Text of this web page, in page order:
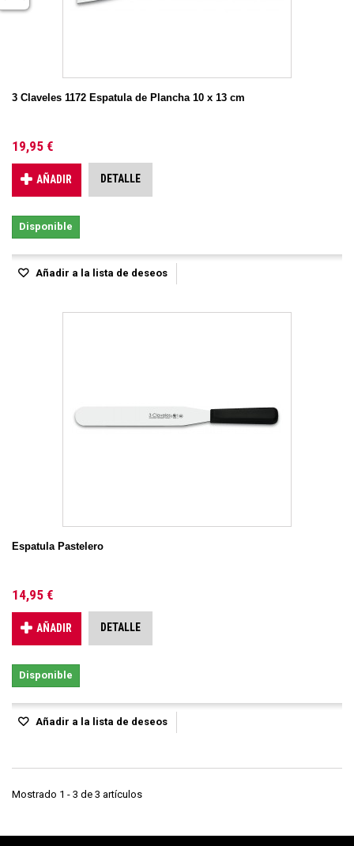
3 Claveles 1172 Espatula de Plancha 10 x 13 cm
19,95 €
AÑADIR DETALLE
Disponible
Añadir a la lista de deseos
Espatula Pastelero
14,95 €
AÑADIR DETALLE
Disponible
Añadir a la lista de deseos
Mostrado 1 - 3 de 3 artículos